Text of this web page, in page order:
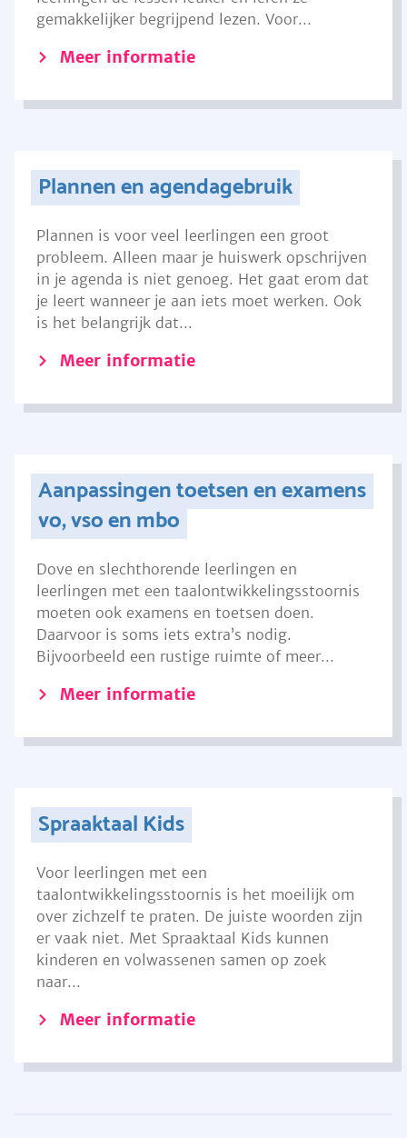
gemakkelijker begrijpend lezen. Voor...
Meer informatie
Plannen en agendagebruik
Plannen is voor veel leerlingen een groot
probleem. Alleen maar je huiswerk opschrijven
in je agenda is niet genoeg. Het gaat erom dat
je leert wanneer je aan iets moet werken. Ook
is het belangrijk dat...
Meer informatie
Aanpassingen toetsen en examens
vo, vso en mbo
Dove en slechthorende leerlingen en
leerlingen met een taalontwikkelingsstoornis
moeten ook examens en toetsen doen.
Daarvoor is soms iets extra’s nodig.
Bijvoorbeeld een rustige ruimte of meer...
Meer informatie
Spraaktaal Kids
Voor leerlingen met een
taalontwikkelingsstoornis is het moeilijk om
over zichzelf te praten. De juiste woorden zijn
er vaak niet. Met Spraaktaal Kids kunnen
kinderen en volwassenen samen op zoek
naar...
Meer informatie